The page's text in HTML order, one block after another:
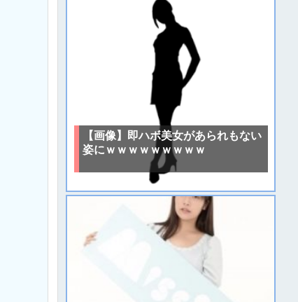
【画像】即ハボ美女があられもない
姿にｗｗｗｗｗｗｗｗｗ